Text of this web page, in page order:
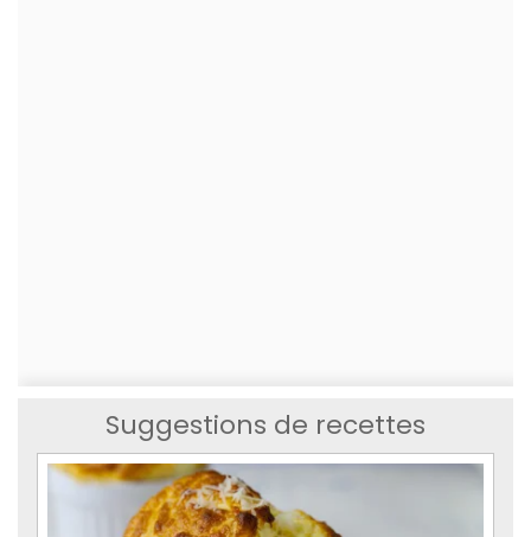
Suggestions de recettes